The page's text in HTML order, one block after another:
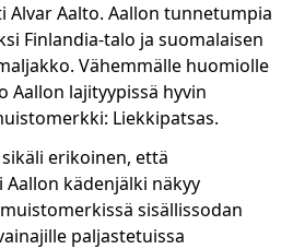
Aalto. Aallon tunnetumpia
Finlandia-talo ja suomalaisen
Vähemmälle huomiolle
Aallon lajityypissä hyvin
Liekkipatsas.
erikoinen, että
kädenjälki näkyy
sisällissodan
paljastetuissa